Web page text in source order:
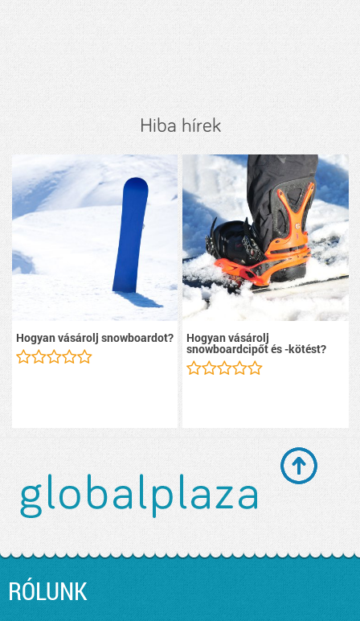
Hiba hírek
Hogyan vásárolj snowboardot? Hogyan vásárolj
snowboardcipőt és -kötést?
RÓLUNK